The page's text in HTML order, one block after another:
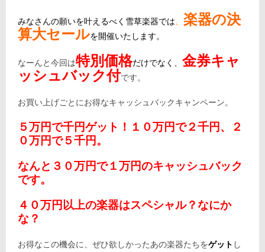
みなさんの願いを叶えるべく雪草楽器では
楽器の決
算大セールを開催いたします。
なーんと今回は特別価格だけでなく、 金券キャ
ッシュバック付です。
お買い上げごとにお得なキャッシュバックキャンペーン。
５万円で千円ゲット！１０万円で２千円、２
０万円で５千円。
なんと３０万円で１万円のキャッシュバック
です。
４０万円以上の楽器はスペシャル？なにか
な？
お得なこの機会に、ぜひ欲しかったあの楽器たちをゲット し